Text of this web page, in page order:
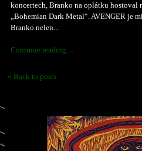
koncertech, Branko na oplátku hostoval
„Bohemian Dark Metal“. AVENGER je
Branko nelen...
Continue reading ...
« Back to posts